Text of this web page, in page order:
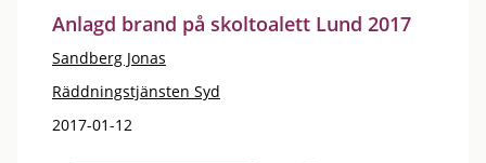
Anlagd brand på skoltoalett Lund 2017
Sandberg Jonas
Räddningstjänsten Syd
2017-01-12